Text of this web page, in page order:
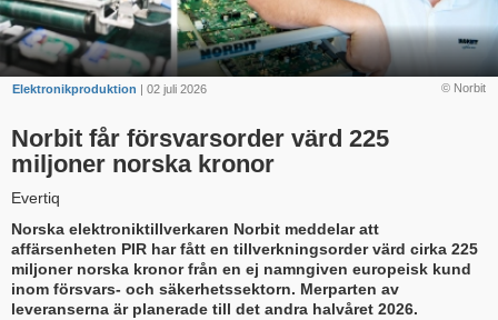
© Norbit
Elektronikproduktion | 02 juli 2026
Norbit får försvarsorder värd 225
miljoner norska kronor
Evertiq
Norska elektroniktillverkaren Norbit meddelar att
affärsenheten PIR har fått en tillverkningsorder värd cirka 225
miljoner norska kronor från en ej namngiven europeisk kund
inom försvars- och säkerhetssektorn. Merparten av
leveranserna är planerade till det andra halvåret 2026.